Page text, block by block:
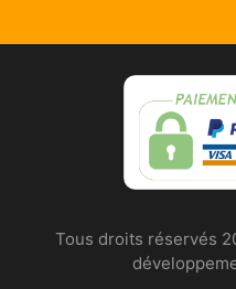
Tous droits réservés